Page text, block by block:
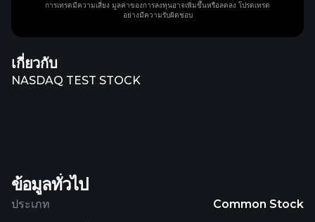
เกี่ยวกับ
NASDAQ TEST STOCK
ข้อมูลทั่วไป
ประเภท
Common Stock
การเทรดมีความเสี่ยง มูลค่าของการลงทุนอาจเพิ่มขึ้นหรือลดลง โปรดเทรด
อย่างมีความรับผิดชอบ